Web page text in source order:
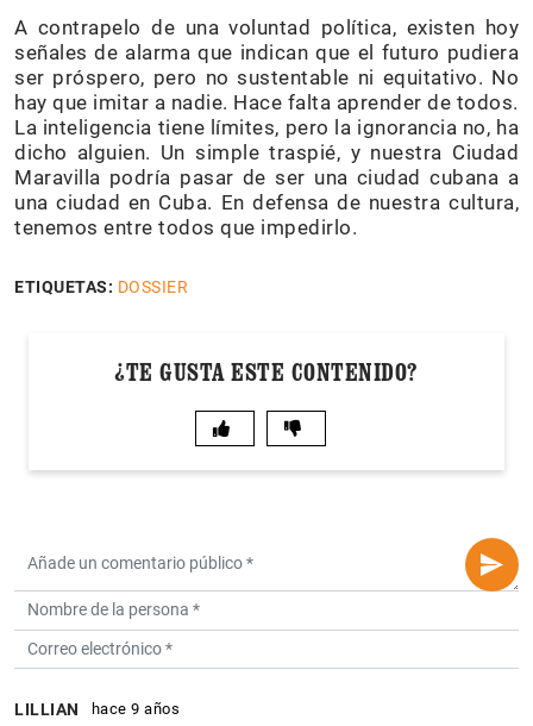
A contrapelo de una voluntad política, existen hoy
señales de alarma que indican que el futuro pudiera
ser próspero, pero no sustentable ni equitativo. No
hay que imitar a nadie. Hace falta aprender de todos.
La inteligencia tiene límites, pero la ignorancia no, ha
dicho alguien. Un simple traspié, y nuestra Ciudad
Maravilla podría pasar de ser una ciudad cubana a
una ciudad en Cuba. En defensa de nuestra cultura,
tenemos entre todos que impedirlo.
ETIQUETAS: DOSSIER
¿TE GUSTA ESTE CONTENIDO?
LILLIAN hace 9 años